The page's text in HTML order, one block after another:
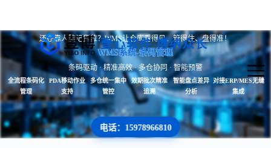
壹心软件 博纳众长
还在靠人脑记货位？WMS让仓库看得见、管得住、盘得准！
WMS系统-条码管理
条码驱动 · 精准高效 · 多仓协同 · 智能预警
全流程条码化
管理
PDA移动作业
支持
多仓统一集中
管控
效期批次精准
追溯
智能盘点差异
分析
对接ERP/MES无缝
集成
电话：15978966810